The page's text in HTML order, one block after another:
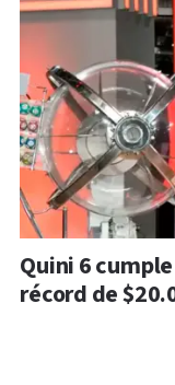
Quini 6
récord de